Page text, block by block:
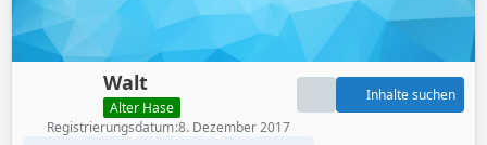
Walt
Alter Hase
Inhalte suchen
Registrierungsdatum 8. Dezember 2017